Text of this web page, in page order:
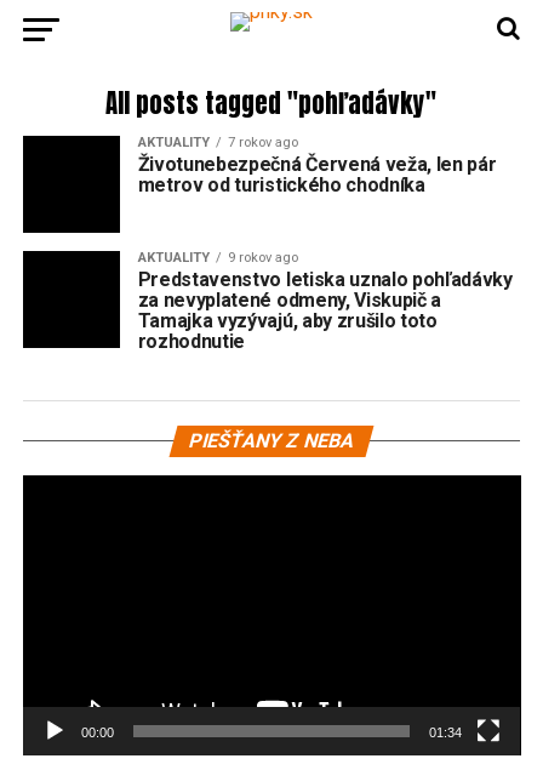
All posts tagged "pohľadávky"
AKTUALITY 7 rokov ago
Životunebezpečná Červená veža, len pár
metrov od turistického chodníka
AKTUALITY 9 rokov ago
Predstavenstvo letiska uznalo pohľadávky
za nevyplatené odmeny, Viskupič a
Tamajka vyzývajú, aby zrušilo toto
rozhodnutie
PIEŠŤANY Z NEBA
00:00 01:34